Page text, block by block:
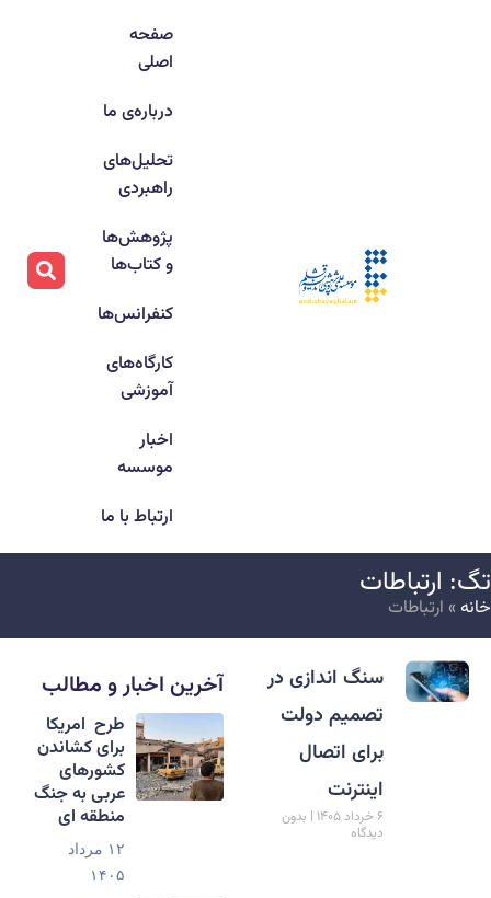
صفحه
اصلی
درباره‌ی ما
تحلیل‌های
راهبردی
پژوهش‌ها
و کتاب‌ها
کنفرانس‌ها
کارگاه‌های
آموزشی
اخبار
موسسه
ارتباط با ما
ارتباطات
» ارتباطات
سنگ اندازی در
تصمیم دولت
برای اتصال
اینترنت
۶ خرداد ۱۴۰۵
بدون
دیدگاه
آخرین اخبار و مطالب
طرح امریکا
برای کشاندن
کشورهای
عربی به جنگ
منطقه ای
۱۲ مرداد
۱۴۰۵